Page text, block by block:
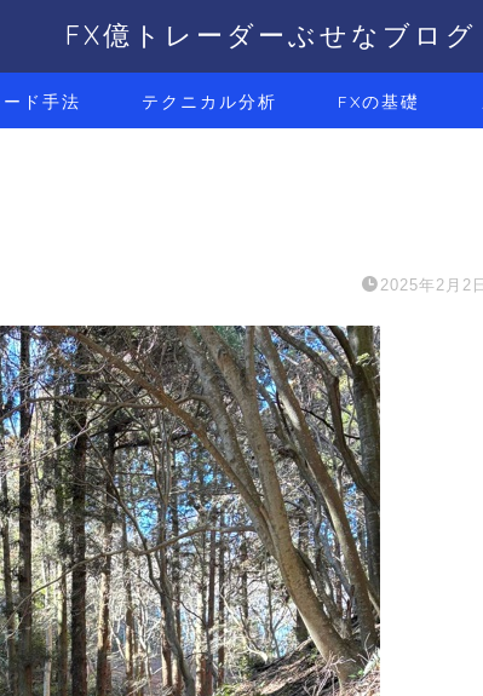
FX億トレーダーぶせなブログ
ド手法 テクニカル分析 FXの基礎
2025年2月2日